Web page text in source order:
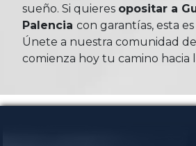
sueño. Si quieres opositar a
Palencia con garantías, esta
Únete a nuestra comunidad
comienza hoy tu camino hacia